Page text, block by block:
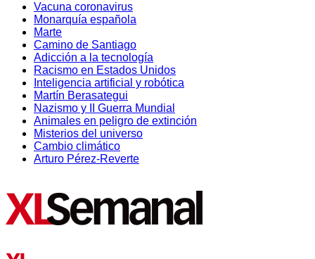
Vacuna coronavirus
Monarquía española
Marte
Camino de Santiago
Adicción a la tecnología
Racismo en Estados Unidos
Inteligencia artificial y robótica
Martín Berasategui
Nazismo y II Guerra Mundial
Animales en peligro de extinción
Misterios del universo
Cambio climático
Arturo Pérez-Reverte